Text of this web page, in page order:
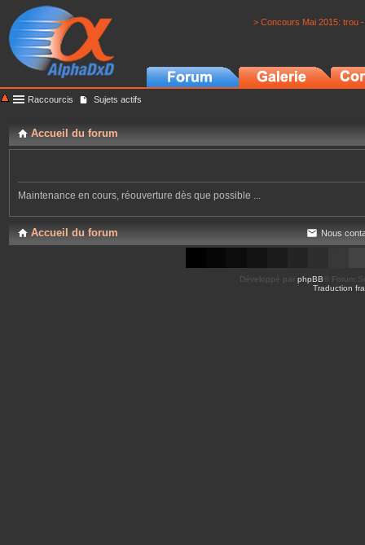
> Concours Mai 2015: trou
Raccourcis Sujets actifs
Accueil du forum
Maintenance en cours, réouverture dès que possible ...
Accueil du forum Nous
Développé par phpBB ® Forum
Traduction